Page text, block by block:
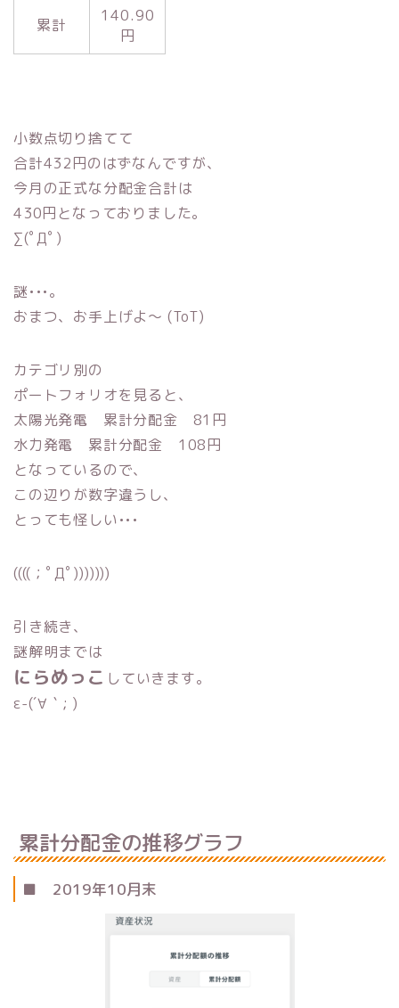
累計
140.90
円
小数点切り捨てて
合計432円のはずなんですが、
今月の正式な分配金合計は
430円となっておりました。
∑(ﾟДﾟ)
謎•••。
おまつ、お手上げよ〜 (ToT)
カテゴリ別の
ポートフォリオを見ると、
太陽光発電 累計分配金 81円
水力発電 累計分配金 108円
となっているので、
この辺りが数字違うし、
とっても怪しい•••
((((；ﾟДﾟ)))))))
引き続き、
謎解明までは
にらめっこ していきます。
ε-(´∀｀; )
累計分配金の推移グラフ
■ 2019年10月末